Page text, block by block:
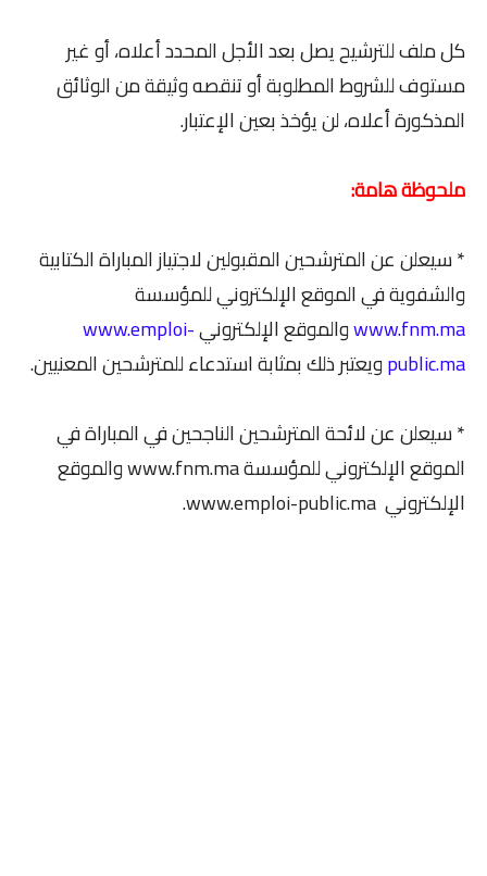
كل ملف للترشيح يصل بعد الأجل المحدد أعلاه، أو غير
مستوف للشروط المطلوبة أو تنقصه وثيقة من الوثائق
المذكورة أعلاه، لن يؤخذ بعين الإعتبار.
ملحوظة هامة:
* سيعلن عن المترشحين المقبولين لاجتياز المباراة الكتابية
والشفوية في الموقع الإلكتروني للمؤسسة
www.fnm.maوالموقع الإلكترونيwww.emploi-
public.maويعتبر ذلك بمثابة استدعاء للمترشحين المعنيين.
* سيعلن عن لائحة المترشحين الناجحين في المباراة في
الموقع الإلكتروني للمؤسسة www.fnm.ma والموقع
الإلكتروني www.emploi-public.ma.